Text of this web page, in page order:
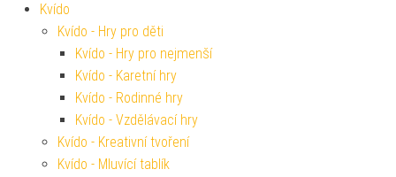
Kvído
Kvído - Hry pro děti
Kvído - Hry pro nejmenší
Kvído - Karetní hry
Kvído - Rodinné hry
Kvído - Vzdělávací hry
Kvído - Kreativní tvoření
Kvído - Mluvící tablík